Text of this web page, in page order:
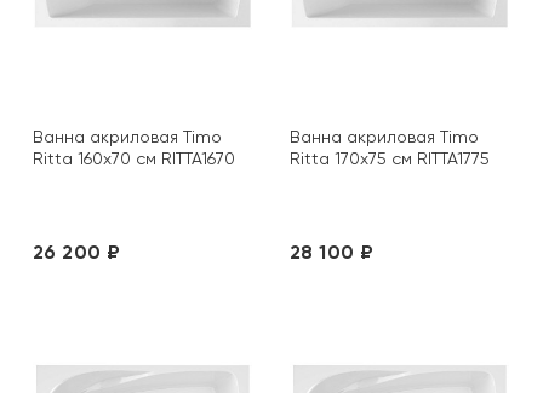
Ванна акриловая Timo
Ritta 160x70 см RITTA1670
26 200 ₽
Ванна акриловая Timo
Ritta 170x75 см RITTA1775
28 100 ₽